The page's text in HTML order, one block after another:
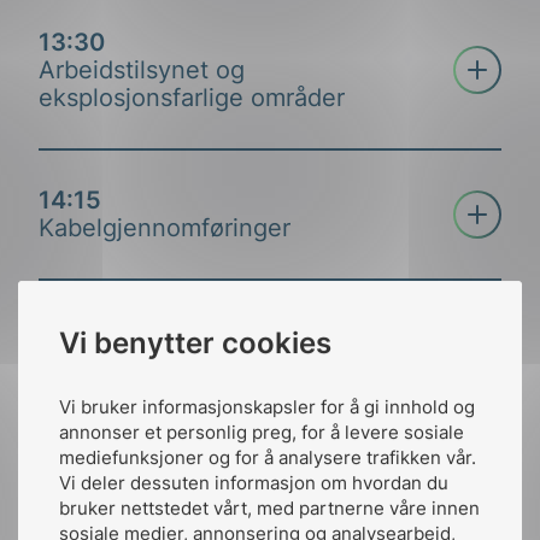
Vi benytter cookies
Vi bruker informasjonskapsler for å gi innhold og
annonser et personlig preg, for å levere sosiale
mediefunksjoner og for å analysere trafikken vår.
Vi deler dessuten informasjon om hvordan du
bruker nettstedet vårt, med partnerne våre innen
sosiale medier, annonsering og analysearbeid,
Ingulf Egeland, Ex-tech Group AS
eksplosjonsfarlige områder Ingulf Egeland, leder
standardisering. Innlegget kommer inn på Norges
rolle i internasjonal standardisering, hvordan
påvirke standardene.
Egeland tar også for seg nye standarder,
oppdateringer og tolkninger.
13:30
Arbeidstilsynet og
eksplosjonsfarlige områder
Åpne
Kirsti Solheim, Arbeidstilsynet
14:15
Kabelgjennomføringer
Åpne
15:00
Pause
15:30
Just how dangerous is
hydrogen